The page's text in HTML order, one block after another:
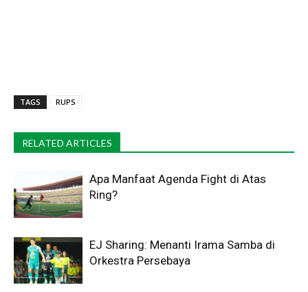
TAGS RUPS
RELATED ARTICLES
Apa Manfaat Agenda Fight di Atas
Ring?
EJ Sharing: Menanti Irama Samba di
Orkestra Persebaya